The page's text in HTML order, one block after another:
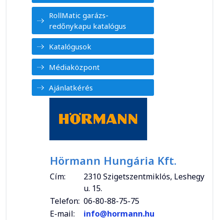
RollMatic garázs-
redőnykapu katalógus
Katalógusok
Médiaközpont
Ajánlatkérés
Hörmann Hungária Kft.
Cím:
2310 Szigetszentmiklós, Leshegy
u. 15.
Telefon: 06-80-88-75-75
E-mail:
info@hormann.hu